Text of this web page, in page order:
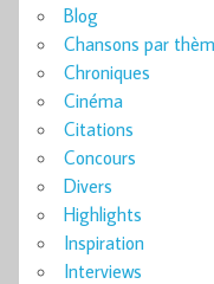
Blog
Chansons par
Chroniques
Cinéma
Citations
Concours
Divers
Highlights
Inspiration
Interviews